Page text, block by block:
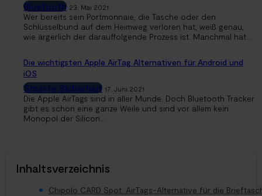
Bluetooth 23. Mai 2021
Wer bereits sein Portmonnaie, die Tasche oder den
Schlüsselbund auf dem Heimweg verloren hat, weiß genau,
wie ärgerlich der darauffolgende Prozess ist. Manchmal hat...
Die wichtigsten Apple AirTag Alternativen für Android und
iOS
Smarte Sicherheit 17. Juni 2021
Die Apple AirTags sind in aller Munde. Doch Bluetooth Tracker
gibt es schon eine ganze Weile und sind vor allem kein
Monopol der Silicon...
Inhaltsverzeichnis
Chipolo CARD Spot: AirTags-Alternative für die